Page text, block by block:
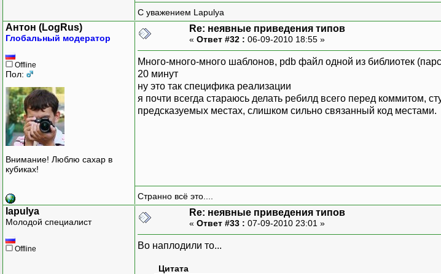
С уважением Lapulya
Антон (LogRus)
Глобальный модератор
Offline
Пол:
Внимание! Люблю сахар в
кубиках!
Re: неявные приведения типов
« Ответ #32 : 06-09-2010 18:55 »
Много-много-много шаблонов, pdb файл одной из библиотек
20 минут
ну это так специфика реализации
я почти всегда стараюсь делать ребилд всего перед коммитом,
предсказуемых местах, слишком сильно связанный код местами.
Странно всё это....
lapulya
Молодой специалист
Offline
Re: неявные приведения типов
« Ответ #33 : 07-09-2010 23:01 »
Во наплодили то...
Цитата